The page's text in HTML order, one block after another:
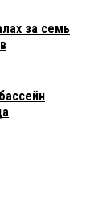
за семь